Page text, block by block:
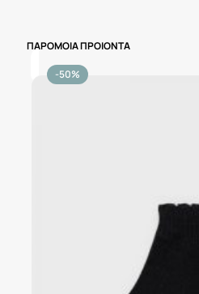
ΠΑΡΟΜΟΙΑ ΠΡΟΙΟΝΤΑ
-50%